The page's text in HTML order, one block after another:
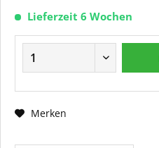
Lieferzeit 6 Wochen
Merken